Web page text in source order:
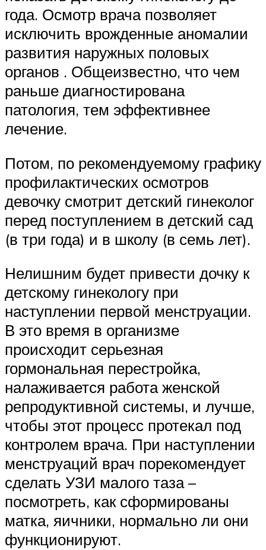
года. Осмотр врача позволяет
исключить врожденные аномалии
развития наружных половых
органов . Общеизвестно, что чем
раньше диагностирована
патология, тем эффективнее
лечение.
Потом, по рекомендуемому графику
профилактических осмотров
девочку смотрит детский гинеколог
перед поступлением в детский сад
(в три года) и в школу (в семь лет).
Нелишним будет привести дочку к
детскому гинекологу при
наступлении первой менструации.
В это время в организме
происходит серьезная
гормональная перестройка,
налаживается работа женской
репродуктивной системы, и лучше,
чтобы этот процесс протекал под
контролем врача. При наступлении
менструаций врач порекомендует
сделать УЗИ малого таза –
посмотреть, как сформированы
матка, яичники, нормально ли они
функционируют.